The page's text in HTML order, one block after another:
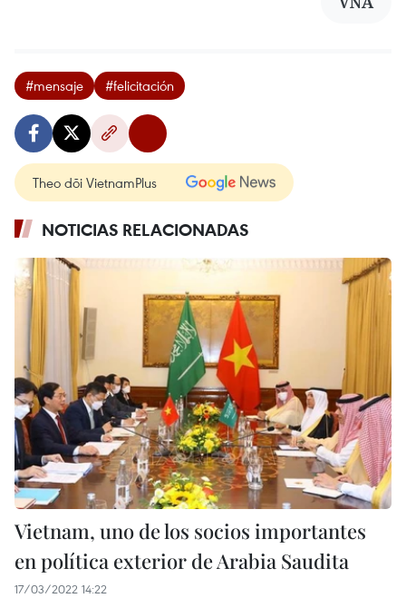
#mensaje #felicitación
Theo dõi VietnamPlus
NOTICIAS RELACIONADAS
Vietnam, uno de los socios importantes
en política exterior de Arabia Saudita
17/03/2022 14:22